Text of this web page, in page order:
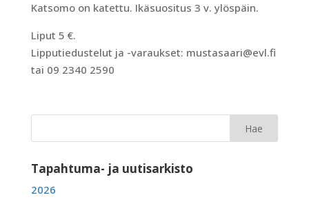
Katsomo on katettu. Ikäsuositus 3 v. ylöspäin.
Liput 5 €.
Lipputiedustelut ja -varaukset: mustasaari@evl.fi
tai 09 2340 2590
Tapahtuma- ja uutisarkisto
2026